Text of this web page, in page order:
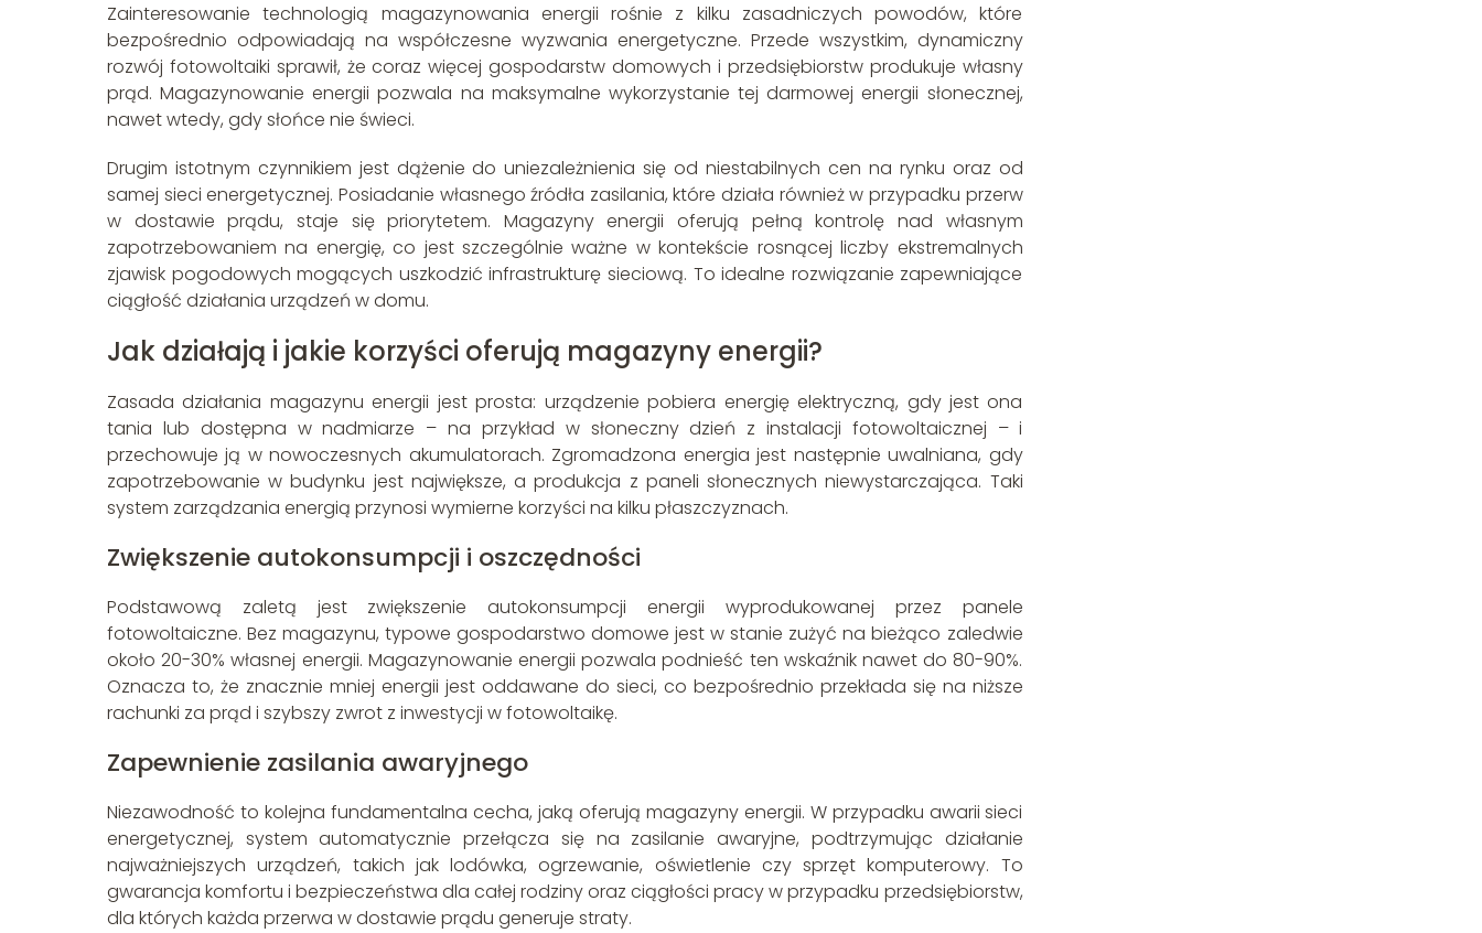
Zainteresowanie technologią magazynowania energii rośnie z kilku zasadniczych powodów, które
bezpośrednio odpowiadają na współczesne wyzwania energetyczne. Przede wszystkim, dynamiczny
rozwój fotowoltaiki sprawił, że coraz więcej gospodarstw domowych i przedsiębiorstw produkuje własny
prąd. Magazynowanie energii pozwala na maksymalne wykorzystanie tej darmowej energii słonecznej,
nawet wtedy, gdy słońce nie świeci.
Drugim istotnym czynnikiem jest dążenie do uniezależnienia się od niestabilnych cen na rynku oraz od
samej sieci energetycznej. Posiadanie własnego źródła zasilania, które działa również w przypadku przerw
w dostawie prądu, staje się priorytetem. Magazyny energii oferują pełną kontrolę nad własnym
zapotrzebowaniem na energię, co jest szczególnie ważne w kontekście rosnącej liczby ekstremalnych
zjawisk pogodowych mogących uszkodzić infrastrukturę sieciową. To idealne rozwiązanie zapewniające
ciągłość działania urządzeń w domu.
Jak działają i jakie korzyści oferują magazyny energii?
Zasada działania magazynu energii jest prosta: urządzenie pobiera energię elektryczną, gdy jest ona
tania lub dostępna w nadmiarze – na przykład w słoneczny dzień z instalacji fotowoltaicznej – i
przechowuje ją w nowoczesnych akumulatorach. Zgromadzona energia jest następnie uwalniana, gdy
zapotrzebowanie w budynku jest największe, a produkcja z paneli słonecznych niewystarczająca. Taki
system zarządzania energią przynosi wymierne korzyści na kilku płaszczyznach.
Zwiększenie autokonsumpcji i oszczędności
Podstawową zaletą jest zwiększenie autokonsumpcji energii wyprodukowanej przez panele
fotowoltaiczne. Bez magazynu, typowe gospodarstwo domowe jest w stanie zużyć na bieżąco zaledwie
około 20-30% własnej energii. Magazynowanie energii pozwala podnieść ten wskaźnik nawet do 80-90%.
Oznacza to, że znacznie mniej energii jest oddawane do sieci, co bezpośrednio przekłada się na niższe
rachunki za prąd i szybszy zwrot z inwestycji w fotowoltaikę.
Zapewnienie zasilania awaryjnego
Niezawodność to kolejna fundamentalna cecha, jaką oferują magazyny energii. W przypadku awarii sieci
energetycznej, system automatycznie przełącza się na zasilanie awaryjne, podtrzymując działanie
najważniejszych urządzeń, takich jak lodówka, ogrzewanie, oświetlenie czy sprzęt komputerowy. To
gwarancja komfortu i bezpieczeństwa dla całej rodziny oraz ciągłości pracy w przypadku przedsiębiorstw,
dla których każda przerwa w dostawie prądu generuje straty.